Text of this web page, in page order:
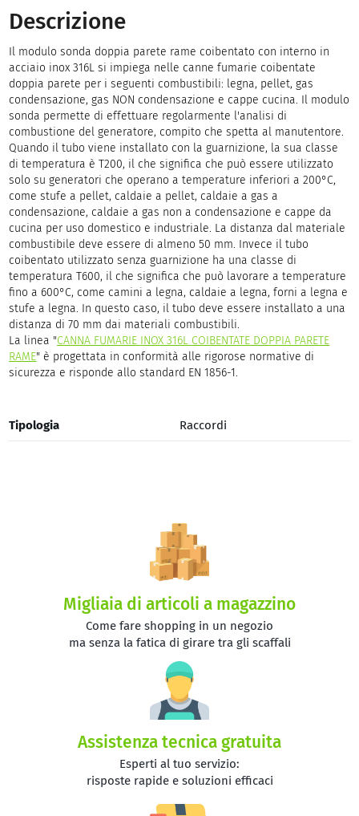
Descrizione
Il modulo sonda doppia parete rame coibentato con interno in
acciaio inox 316L si impiega nelle canne fumarie coibentate
doppia parete per i seguenti combustibili: legna, pellet, gas
condensazione, gas NON condensazione e cappe cucina. Il modulo
sonda permette di effettuare regolarmente l'analisi di
combustione del generatore, compito che spetta al manutentore.
Quando il tubo viene installato con la guarnizione, la sua classe
di temperatura è T200, il che significa che può essere utilizzato
solo su generatori che operano a temperature inferiori a 200°C,
come stufe a pellet, caldaie a pellet, caldaie a gas a
condensazione, caldaie a gas non a condensazione e cappe da
cucina per uso domestico e industriale. La distanza dal materiale
combustibile deve essere di almeno 50 mm. Invece il tubo
coibentato utilizzato senza guarnizione ha una classe di
temperatura T600, il che significa che può lavorare a temperature
fino a 600°C, come camini a legna, caldaie a legna, forni a legna e
stufe a legna. In questo caso, il tubo deve essere installato a una
distanza di 70 mm dai materiali combustibili.
La linea "CANNA FUMARIE INOX 316L COIBENTATE DOPPIA PARETE
RAME" è progettata in conformità alle rigorose normative di
sicurezza e risponde allo standard EN 1856-1.
Tipologia Raccordi
Migliaia di articoli a magazzino
Come fare shopping in un negozio
ma senza la fatica di girare tra gli scaffali
Assistenza tecnica gratuita
Esperti al tuo servizio:
risposte rapide e soluzioni efficaci